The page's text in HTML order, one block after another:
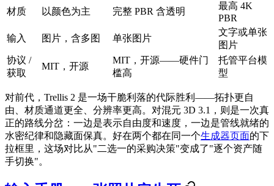
材质 以颜色为主 完整 PBR 含透明
最高 4K
PBR
输入
图片，含多图 单张图片
文字或单张
图片
协议 /
获取
MIT，开源
MIT，开源——硬件门
槛高
托管平台模
型
对前代，Trellis 2 是一场干脆利落的代际胜利——拓扑更自
由、材质通道更全、分辨率更高。对混元 3D 3.1，则是一次真
正的路线分岔：一边是表示自由度和速度，一边是管线就绪的
水密纪律和隐藏面保真。好在两个都在同一个生成器页面的下
拉框里，这场对比从"二选一的采购决策"变成了"逐个资产随
手切换"。